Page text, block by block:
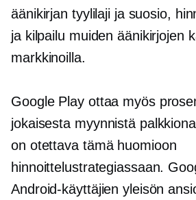
äänikirjan tyylilaji ja suosio,
ja kilpailu muiden äänikirjojen
markkinoilla.
Google Play ottaa myös
jokaisesta myynnistä
on otettava tämä huomioon
hinnoittelustrategiassaan.
Android-käyttäjien yleisön